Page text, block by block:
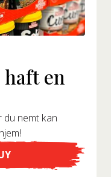
en
du nemt kan